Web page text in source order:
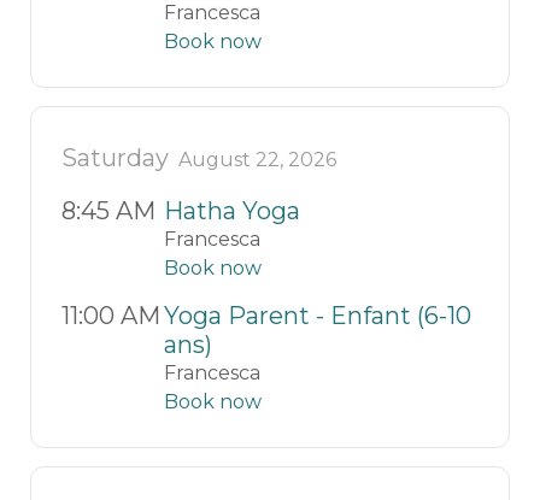
Francesca
Book now
Saturday August 22, 2026
8:45 AM Hatha Yoga
Francesca
Book now
11:00 AM Yoga Parent - Enfant (6-10
ans)
Francesca
Book now